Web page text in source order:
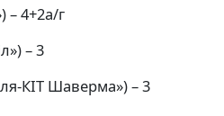
– 4+2а/г
– 3
КІТ Шаверма») – 3